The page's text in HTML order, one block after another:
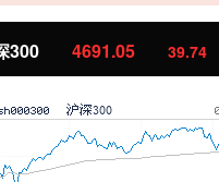
300 4691.05 39.74